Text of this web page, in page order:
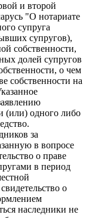
и второй
"О нотариате
супруга
супругов),
собственности,
долей супругов
о чем
собственности на
(или) одного либо
за
в вопросе
о праве
в период
о
наследники не